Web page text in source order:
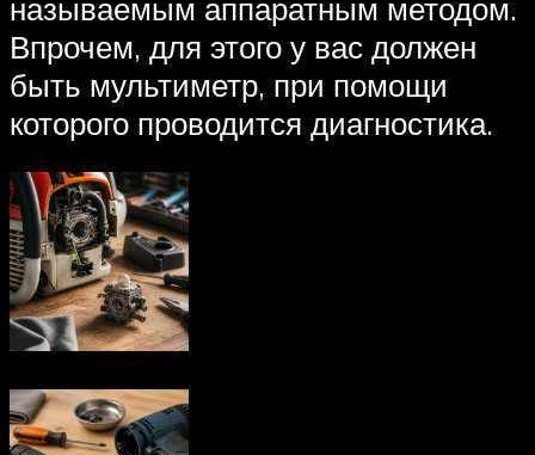
называемым аппаратным методом.
Впрочем, для этого у вас должен
быть мультиметр, при помощи
которого проводится диагностика.